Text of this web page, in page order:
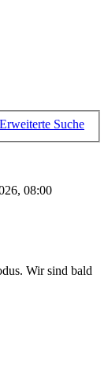
Erweiterte Suche
08:00
Wir sind bald